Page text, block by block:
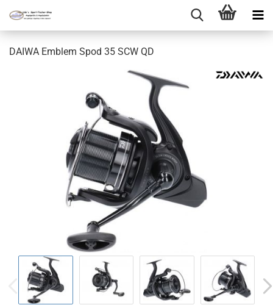
DAIWA Emblem Spod 35 SCW QD